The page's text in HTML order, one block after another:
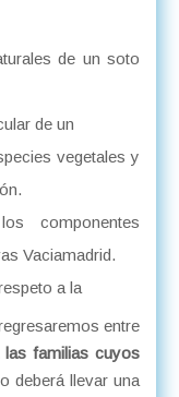
de un soto
de un
vegetales y
componentes
Vaciamadrid.
a la
entre
las familias cuyos
deberá llevar una